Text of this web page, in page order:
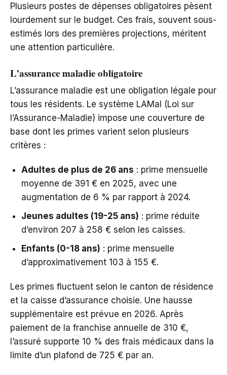
Plusieurs postes de dépenses obligatoires pèsent
lourdement sur le budget. Ces frais, souvent sous-
estimés lors des premières projections, méritent
une attention particulière.
L’assurance maladie obligatoire
L’assurance maladie est une obligation légale pour
tous les résidents. Le système LAMal (Loi sur
l’Assurance-Maladie) impose une couverture de
base dont les primes varient selon plusieurs
critères :
Adultes de plus de 26 ans : prime mensuelle
moyenne de 391 € en 2025, avec une
augmentation de 6 % par rapport à 2024.
Jeunes adultes (19-25 ans) : prime réduite
d’environ 207 à 258 € selon les caisses.
Enfants (0-18 ans) : prime mensuelle
d’approximativement 103 à 155 €.
Les primes fluctuent selon le canton de résidence
et la caisse d’assurance choisie. Une hausse
supplémentaire est prévue en 2026. Après
paiement de la franchise annuelle de 310 €,
l’assuré supporte 10 % des frais médicaux dans la
limite d’un plafond de 725 € par an.